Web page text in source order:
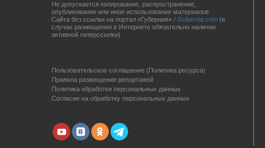
Не допускается копирование, распространение,
опубликование или иное использование материалов
Сайта без ссылки на портал «Губерния» / Gubernia.com (в
случае размещения в Интернете обязательно наличие
активной гиперссылки)
Пользовательское соглашение (Политика ресурса)
Правила размещения репортажей
Политика обработки персональных данных
Согласие на обработку персональных данных